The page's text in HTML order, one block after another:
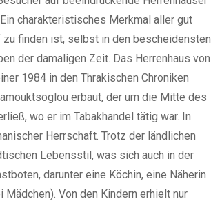
charakteristisches Merkmal aller gut
finden ist, selbst in den bescheidensten
der damaligen Zeit. Das Herrenhaus von
1984 in den Thrakischen Chroniken
erbaut, der um die Mitte des
wo er im Tabakhandel tätig war. In
Herrschaft. Trotz der ländlichen
Lebensstil, was sich auch in der
darunter eine Köchin, eine Näherin
Von den Kindern erhielt nur